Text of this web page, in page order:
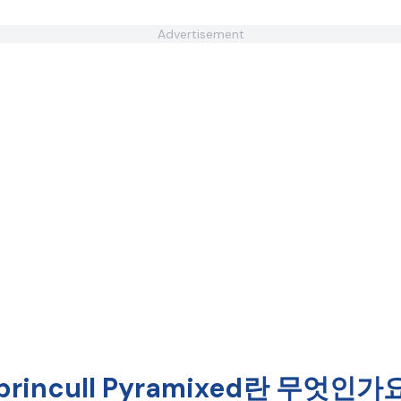
Advertisement
Pyramixed란 무엇인가